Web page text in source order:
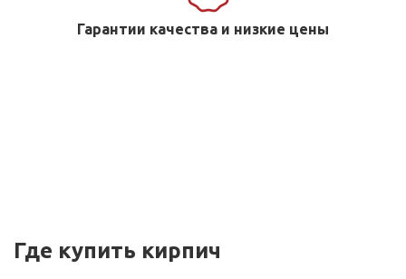
Гарантии качества и низкие цены
Где купить кирпич